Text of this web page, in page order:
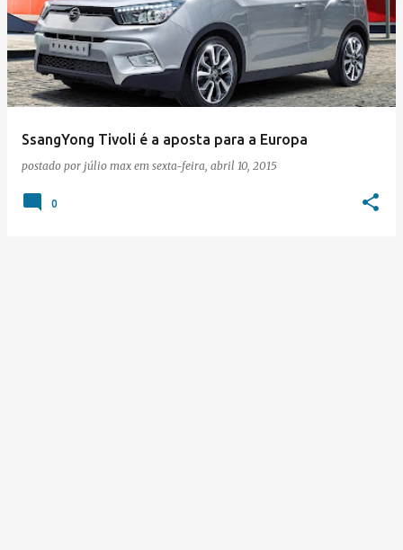
SsangYong Tivoli é a aposta para a Europa
postado por júlio max em sexta-feira, abril 10, 2015
0